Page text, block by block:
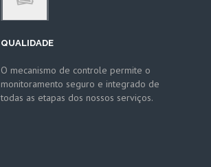
QUALIDADE
O mecanismo de controle permite o
monitoramento seguro e integrado de
todas as etapas dos nossos serviços.